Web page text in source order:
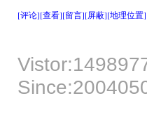
[评论][查看][留言][屏蔽][地理位置]